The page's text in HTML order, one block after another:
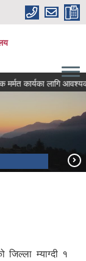
कार्यका लागि आवश्यक
जिल्ला म्याग्दी १